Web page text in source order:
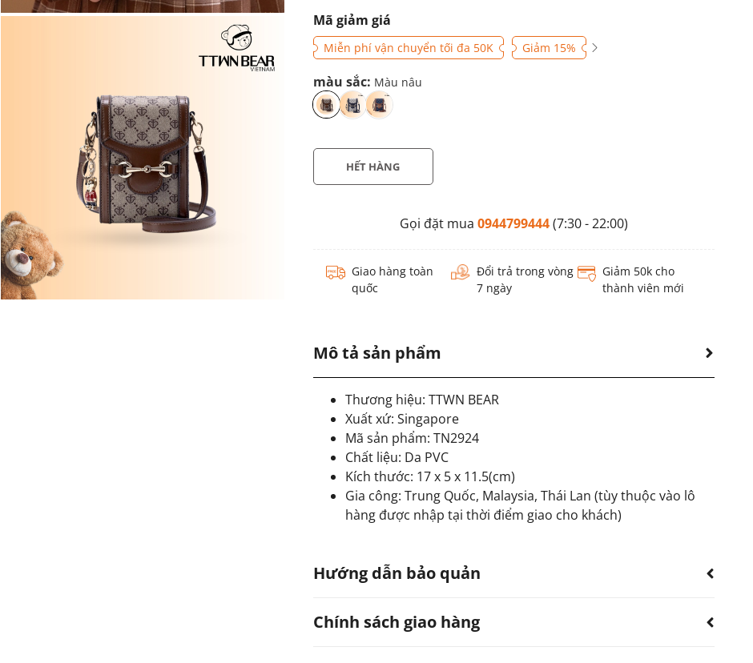
Mã giảm giá
Miễn phí vận chuyển tối đa 50K Giảm 15%
màu sắc: Màu nâu
HẾT HÀNG
Gọi đặt mua 0944799444(7:30 - 22:00)
Giao hàng toàn
quốc
Đổi trả trong vòng
7 ngày
Giảm 50k cho
thành viên mới
Mô tả sản phẩm
Thương hiệu: TTWN BEAR
Xuất xứ: Singapore
Mã sản phẩm: TN2924
Chất liệu: Da PVC
Kích thước: 17 x 5 x 11.5(cm)
Gia công: Trung Quốc, Malaysia, Thái Lan (tùy thuộc vào lô
hàng được nhập tại thời điểm giao cho khách)
Hướng dẫn bảo quản
Hạn chế sản phẩm bị thấm nước.
Chính sách giao hàng